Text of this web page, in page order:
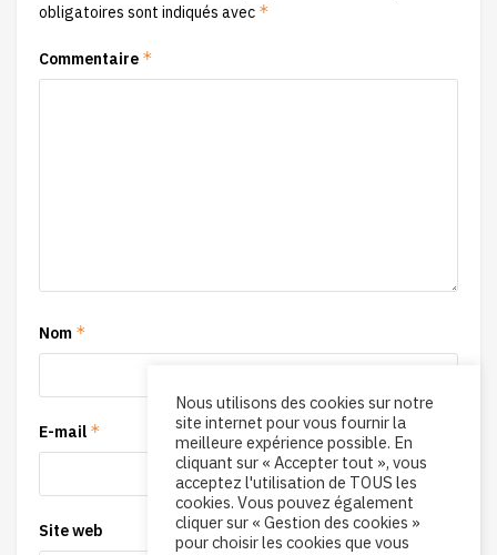
obligatoires sont indiqués avec *
Commentaire *
Nom *
E-mail *
Site web
Nous utilisons des cookies sur notre
site internet pour vous fournir la
meilleure expérience possible. En
cliquant sur « Accepter tout », vous
acceptez l'utilisation de TOUS les
cookies. Vous pouvez également
cliquer sur « Gestion des cookies »
pour choisir les cookies que vous